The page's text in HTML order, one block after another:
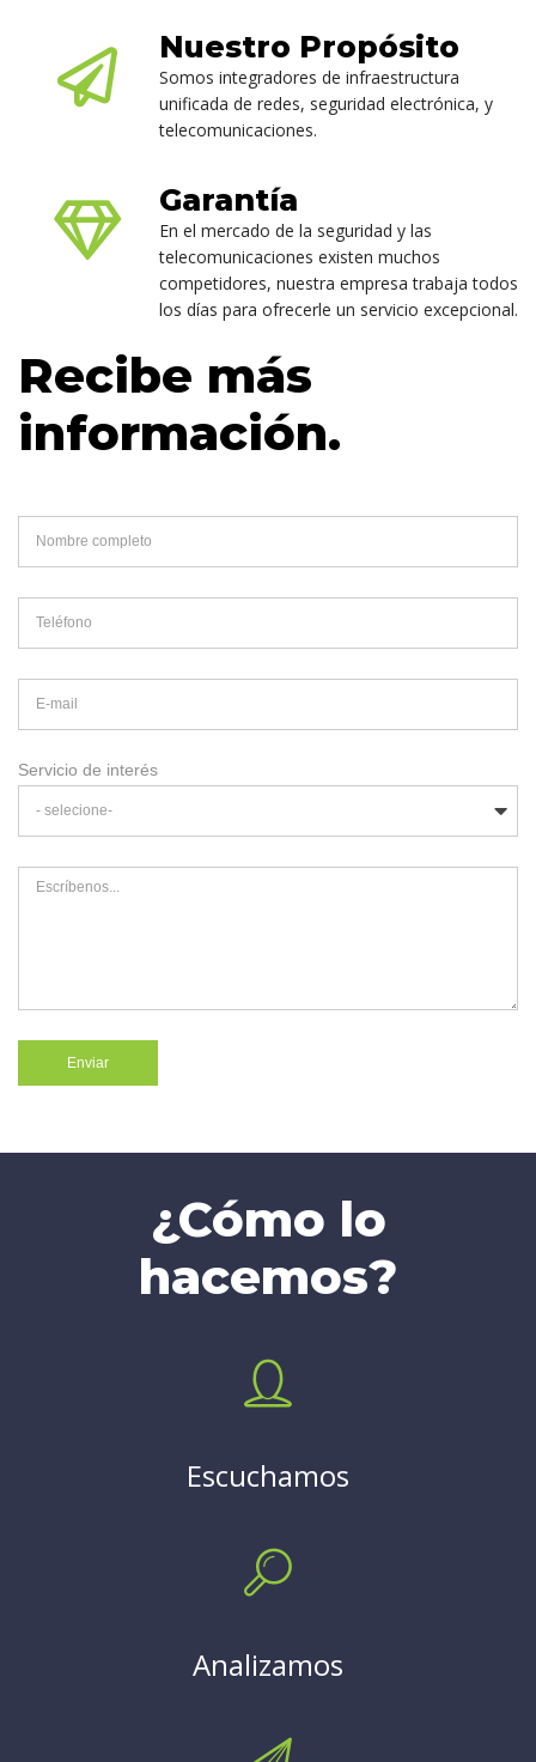
Nuestro Propósito
Somos integradores de infraestructura
unificada de redes, seguridad electrónica, y
telecomunicaciones.
Garantía
En el mercado de la seguridad y las
telecomunicaciones existen muchos
competidores, nuestra empresa trabaja todos
los días para ofrecerle un servicio excepcional.
Recibe más
información.
Nombre completo
Teléfono
E-mail
Servicio de interés
- selecione-
Escríbenos...
Enviar
¿Cómo lo
hacemos?
Escuchamos
Analizamos